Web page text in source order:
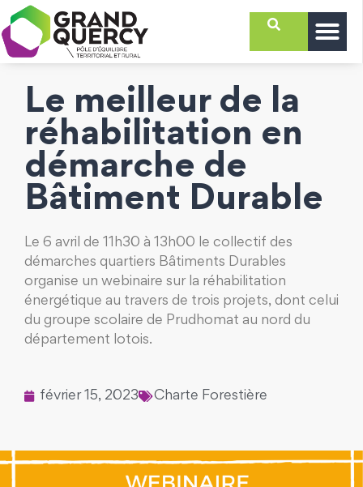
Le meilleur de la
réhabilitation en
démarche de
Bâtiment Durable
Le 6 avril de 11h30 à 13h00 le collectif des
démarches quartiers Bâtiments Durables
organise un webinaire sur la réhabilitation
énergétique au travers de trois projets, dont celui
du groupe scolaire de Prudhomat au nord du
département lotois.
février 15, 2023 Charte Forestière